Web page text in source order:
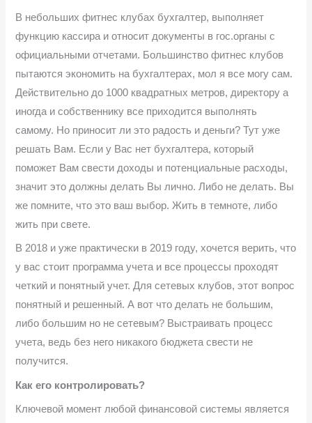
В небольших фитнес клубах бухгалтер, выполняет
функцию кассира и относит документы в гос.органы с
официальными отчетами. Большинство фитнес клубов
пытаются экономить на бухгалтерах, мол я все могу сам.
Действительно до 1000 квадратных метров, директору а
иногда и собственнику все приходится выполнять
самому. Но приносит ли это радость и деньги? Тут уже
решать Вам. Если у Вас нет бухгалтера, который
поможет Вам свести доходы и потенциальные расходы,
значит это должны делать Вы лично. Либо не делать. Вы
же помните, что это ваш выбор. Жить в темноте, либо
жить при свете.
В 2018 и уже практически в 2019 году, хочется верить, что
у вас стоит программа учета и все процессы проходят
четкий и понятный учет. Для сетевых клубов, этот вопрос
понятный и решенный. А вот что делать не большим,
либо большим но не сетевым? Выстраивать процесс
учета, ведь без него никакого бюджета свести не
получится.
Как его контролировать?
Ключевой момент любой финансовой системы является